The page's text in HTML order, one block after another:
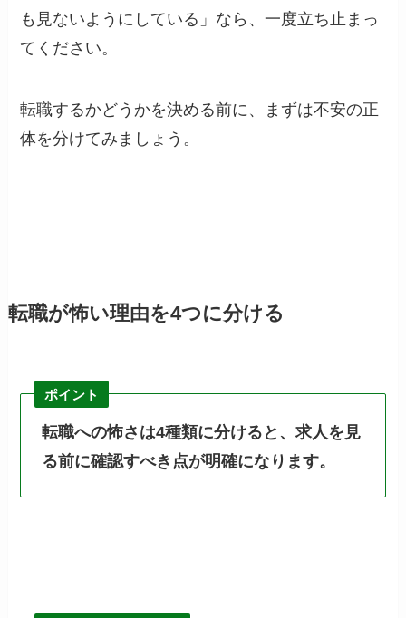
も見ないようにしている」なら、一度立ち止まっ
てください。
転職するかどうかを決める前に、まずは不安の正
体を分けてみましょう。
転職が怖い理由を4つに分ける
ポイント
転職への怖さは4種類に分けると、求人を見
る前に確認すべき点が明確になります。